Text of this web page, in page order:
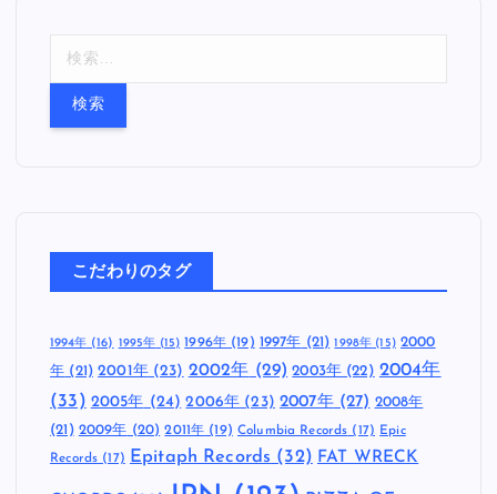
こだわりのタグ
1994年(16) 1995年 (15) 1996年(19) 1997年 (21) 1998年 (15) 2000
年 (21) 2001年(23) 2002年 (29) 2003年 (22) 2004年
(33) 2005年 (24) 2006年 (23) 2007年(27) 2008年
(21) 2009年 (20) 2011年 (19) Columbia Records (17) Epic
Records (17) Epitaph Records (32) FAT WRECK